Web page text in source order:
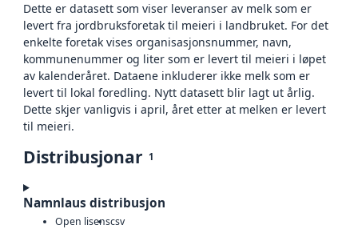
Dette er datasett som viser leveranser av melk som er
levert fra jordbruksforetak til meieri i landbruket. For det
enkelte foretak vises organisasjonsnummer, navn,
kommunenummer og liter som er levert til meieri i løpet
av kalenderåret. Dataene inkluderer ikke melk som er
levert til lokal foredling. Nytt datasett blir lagt ut årlig.
Dette skjer vanligvis i april, året etter at melken er levert
til meieri.
Distribusjonar 1
Namnlaus distribusjon
Open lisenscsv